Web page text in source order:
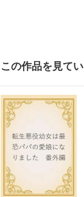
この作品を見て